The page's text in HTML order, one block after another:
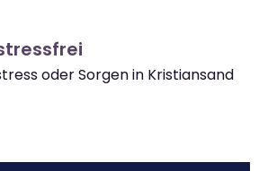
oder Sorgen in Kristiansand